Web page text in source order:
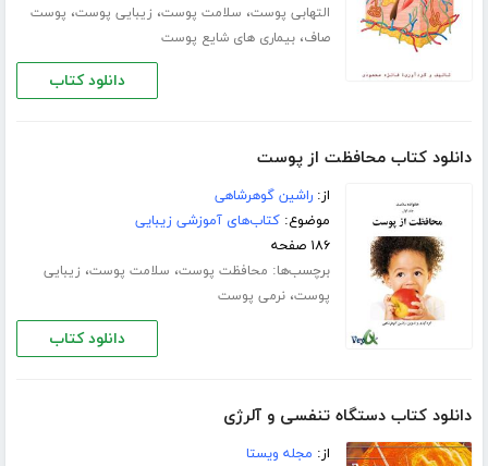
التهابی پوست، سلامت پوست، زیبایی پوست، پوست
صاف،بیماری های شایع پوست
دانلود کتاب
دانلود کتاب محافظت از پوست
از:راشین گوهرشاهی
موضوع:کتاب‌های آموزشی زیبایی
۱۸۶ صفحه
برچسب‌ها: محافظت پوست، سلامت پوست، زیبایی
پوست،نرمی پوست
دانلود کتاب
دانلود کتاب دستگاه تنفسی و آلرژی
از: مجله ویستا